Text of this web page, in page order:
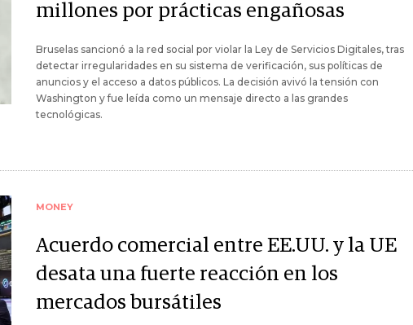
millones por prácticas engañosas
Bruselas sancionó a la red social por violar la Ley de Servicios Digitales, tras
detectar irregularidades en su sistema de verificación, sus políticas de
anuncios y el acceso a datos públicos. La decisión avivó la tensión con
Washington y fue leída como un mensaje directo a las grandes
tecnológicas.
MONEY
Acuerdo comercial entre EE.UU. y la UE
desata una fuerte reacción en los
mercados bursátiles